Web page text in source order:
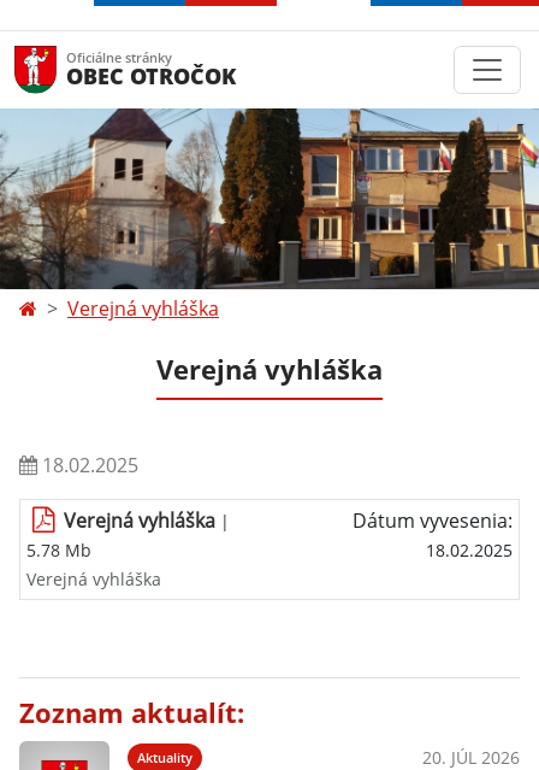
Oficiálne stránky
OBEC OTROČOK
Verejná vyhláška
Verejná vyhláška
18.02.2025
Verejná vyhláška |
5.78 Mb
Dátum vyvesenia:
18.02.2025
Verejná vyhláška
Zoznam aktualít:
Aktuality 20. JÚL 2026